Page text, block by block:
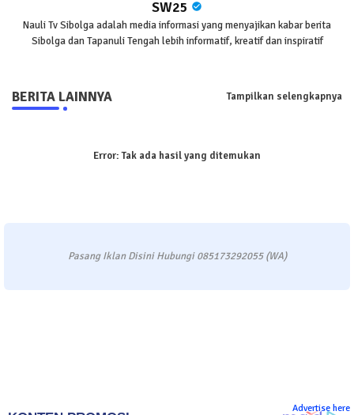
SW25
Nauli Tv Sibolga adalah media informasi yang menyajikan kabar berita
Sibolga dan Tapanuli Tengah lebih informatif, kreatif dan inspiratif
BERITA LAINNYA Tampilkan selengkapnya
Error:Tak ada hasil yang ditemukan
Pasang Iklan Disini Hubungi 085173292055 (WA)
Advertise here